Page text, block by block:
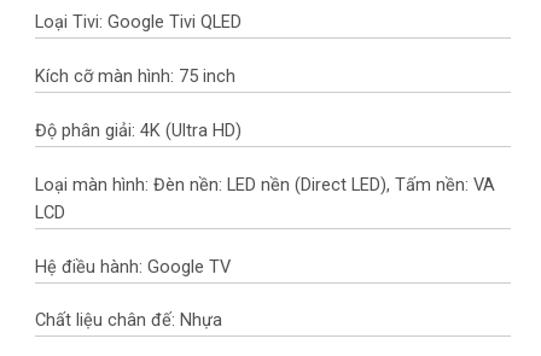
Loại Tivi: Google Tivi QLED
Kích cỡ màn hình: 75 inch
Độ phân giải: 4K (Ultra HD)
Loại màn hình: Đèn nền: LED nền (Direct LED), Tấm nền: VA
LCD
Hệ điều hành: Google TV
Chất liệu chân đế: Nhựa